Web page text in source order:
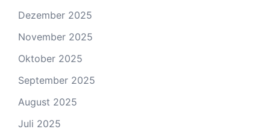
Dezember 2025
November 2025
Oktober 2025
September 2025
August 2025
Juli 2025